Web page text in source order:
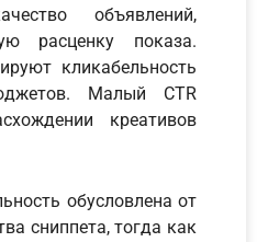
объявлений,
расценку показа.
кликабельность
Малый CTR
креативов
обусловлена от
сниппета, тогда как